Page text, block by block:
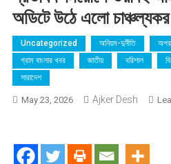
অডিটে উঠে এলো
Uncategorized অনিয়ম-দুর্নীতি
গ্রাম বাংলার খবর
জাতীয় বরিশাল
সারাদেশ
May 23, 2026 Ajker Desh